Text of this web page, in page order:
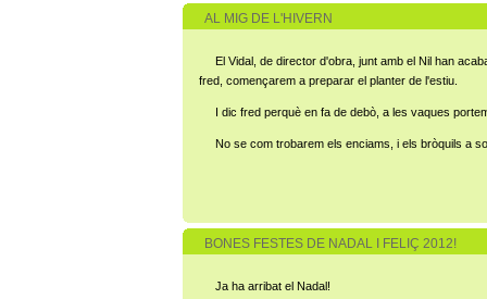
AL MIG DE L'HIVERN
El Vidal, de director d'obra, junt amb el Nil han
fred, començarem a preparar el planter de l'estiu.
I dic fred perquè en fa de debò, a les vaques
No se com trobarem els enciams, i els bròquils a
BONES FESTES DE NADAL I FELIÇ 2012!
Ja ha arribat el Nadal!